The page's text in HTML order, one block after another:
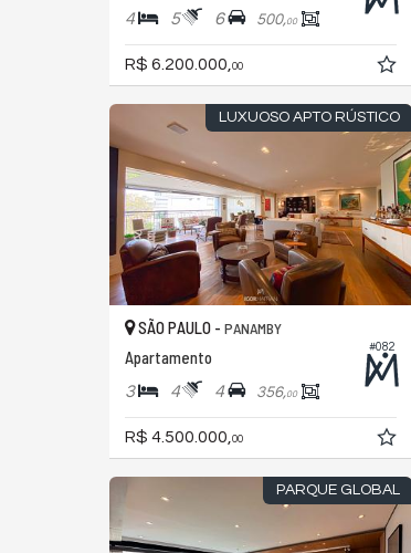
4 5 6 500,00
R$ 6.200.000, 00
LUXUOSO APTO RÚSTICO
#082
SÃO PAULO - PANAMBY
Apartamento
3 4 4 356,00
R$ 4.500.000, 00
PARQUE GLOBAL